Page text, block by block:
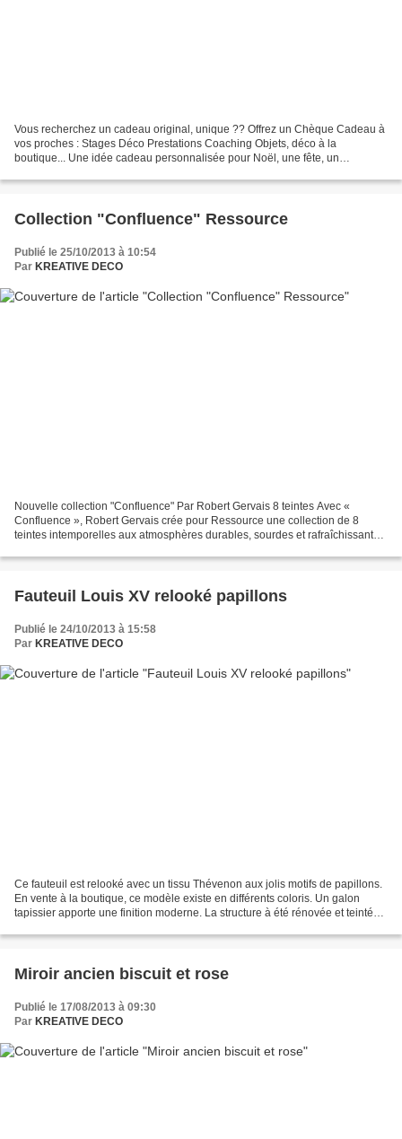
Vous recherchez un cadeau original, unique ?? Offrez un Chèque Cadeau à
vos proches : Stages Déco Prestations Coaching Objets, déco à la
boutique... Une idée cadeau personnalisée pour Noël, une fête, un
Collection "Confluence" Ressource
Publié le 25/10/2013 à 10:54
Par KREATIVE DECO
Nouvelle collection "Confluence" Par Robert Gervais 8 teintes Avec «
Confluence », Robert Gervais crée pour Ressource une collection de 8
teintes intemporelles aux atmosphères durables, sourdes et rafraîchissantes.
Fauteuil Louis XV relooké papillons
Publié le 24/10/2013 à 15:58
Par KREATIVE DECO
Ce fauteuil est relooké avec un tissu Thévenon aux jolis motifs de papillons.
En vente à la boutique, ce modèle existe en différents coloris. Un galon
tapissier apporte une finition moderne. La structure à été rénovée et teintée.
Miroir ancien biscuit et rose
Publié le 17/08/2013 à 09:30
Par KREATIVE DECO